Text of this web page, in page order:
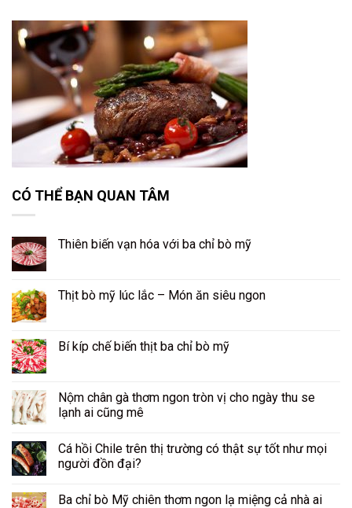
CÓ THỂ BẠN QUAN TÂM
Thiên biến vạn hóa với ba chỉ bò mỹ
Thịt bò mỹ lúc lắc – Món ăn siêu ngon
Bí kíp chế biến thịt ba chỉ bò mỹ
Nộm chân gà thơm ngon tròn vị cho ngày thu se
lạnh ai cũng mê
Cá hồi Chile trên thị trường có thật sự tốt như mọi
người đồn đại?
Ba chỉ bò Mỹ chiên thơm ngon lạ miệng cả nhà ai